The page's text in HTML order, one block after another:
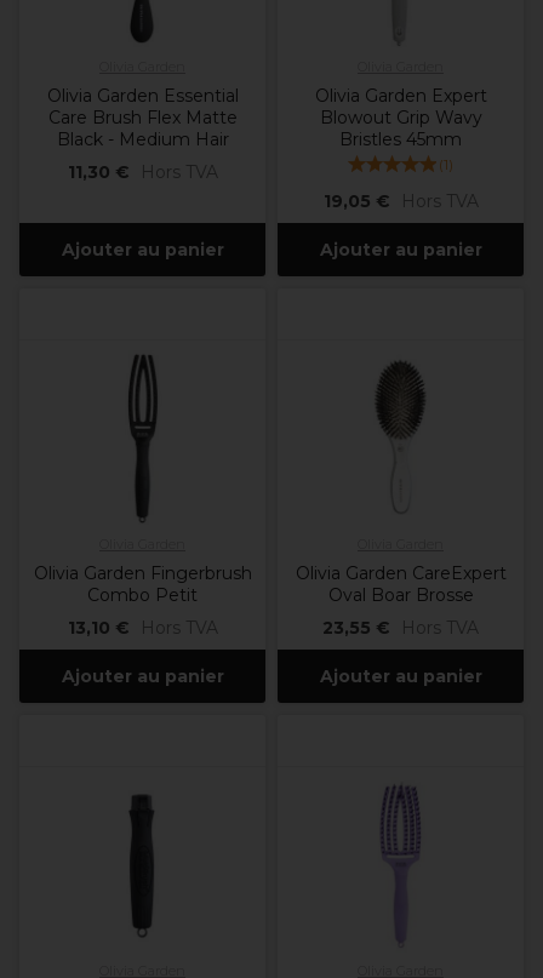
Olivia Garden Essential
Care Brush Flex Matte
Black - Medium Hair
11,30 €
Hors TVA
Ajouter au panier
Olivia Garden Expert
Blowout Grip Wavy
Bristles 45mm
(1)
19,05 € Hors TVA
Ajouter au panier
Olivia Garden Fingerbrush
Combo Petit
13,10 €
Hors TVA
Ajouter au panier
Olivia Garden CareExpert
Oval Boar Brosse
23,55 €
Hors TVA
Ajouter au panier